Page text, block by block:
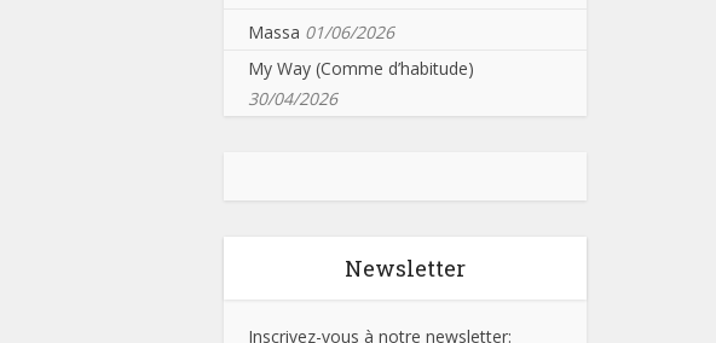
Massa 01/06/2026
My Way (Comme d’habitude)
30/04/2026
Newsletter
Inscrivez-vous à notre newsletter: